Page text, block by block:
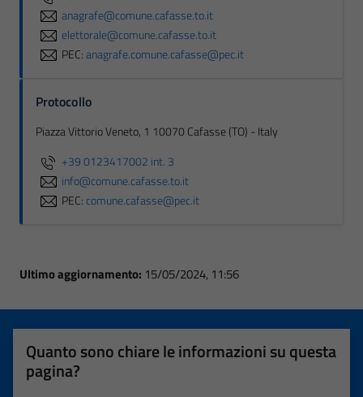
anagrafe@comune.cafasse.to.it
elettorale@comune.cafasse.to.it
PEC:anagrafe.comune.cafasse@pec.it
Protocollo
Piazza Vittorio Veneto, 1 10070 Cafasse (TO) - Italy
+39 0123417002 int. 3
info@comune.cafasse.to.it
PEC:comune.cafasse@pec.it
Ultimo aggiornamento: 15/05/2024, 11:56
Quanto sono chiare le informazioni su questa
pagina?